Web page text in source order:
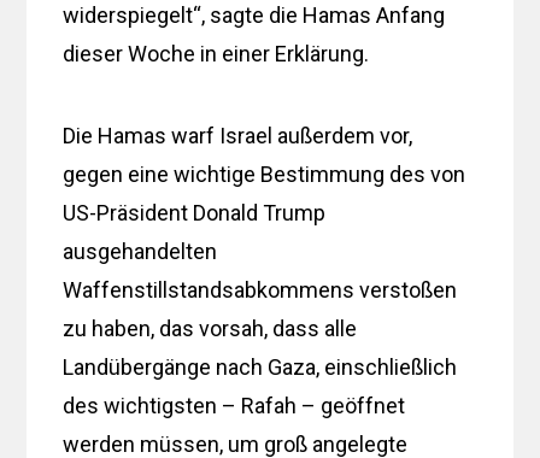
widerspiegelt“, sagte die Hamas Anfang
dieser Woche in einer Erklärung.
Die Hamas warf Israel außerdem vor,
gegen eine wichtige Bestimmung des von
US-Präsident Donald Trump
ausgehandelten
Waffenstillstandsabkommens verstoßen
zu haben, das vorsah, dass alle
Landübergänge nach Gaza, einschließlich
des wichtigsten – Rafah – geöffnet
werden müssen, um groß angelegte